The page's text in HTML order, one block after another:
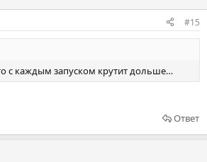
#15
с каждым запуском крутит дольше…
Ответ